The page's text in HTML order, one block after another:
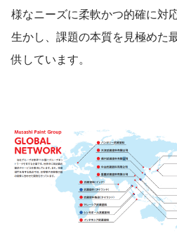
様なニーズに柔軟かつ的確に対
生かし、課題の本質を見極めた
供しています。